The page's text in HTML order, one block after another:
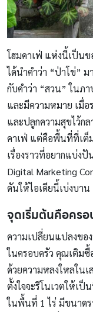
โฮมคาเฟ่ แห่งนี้เป็นข
ได้นำคำว่า “ป่าโข่”
กับคำว่า “สวน” ในภ
และมีความหมาย เมื่อ
และปลูกความสุขไว้ก
คาเฟ่ แต่คือพื้นที่ที่เต็ม
เรื่องราวที่อยากแบ่งปั
Digital Marketing
ดันให้ไอเดียนี้เบ่งบาน
จุดเริ่มต้นคือคร
ความเปลี่ยนแปลงขอ
ในครอบครัว คุณเติมซื้
ด้วยความหลงใหลใน
ตั้งใจจะรีโนเวตให้เ
ในพื้นที่ 1 ไร่ มีขนาดร